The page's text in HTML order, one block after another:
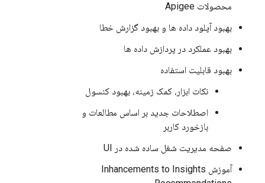
محصولات Apigee
بهبود آپلود داده ها و بهبود گزارش خطا
بهبود عملکرد در پردازش داده ها
بهبود قابلیت استفاده
نکات ابزار، کمک زمینه، بهبود کنسول
اصطلاحات جدید بر اساس مطالعات و
بازخورد کاربر
صفحه مدیریت شغل ساده شده در UI
آموزش Inhancements to Insights